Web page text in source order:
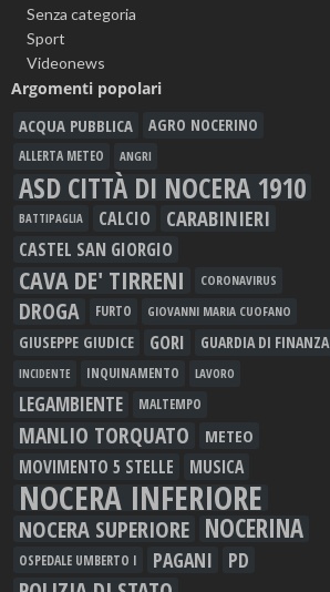
Senza categoria
Sport
Videonews
Argomenti popolari
ACQUA PUBBLICA AGRO NOCERINO
ALLERTA METEO ANGRI
ASD CITTÀ DI NOCERA 1910
BATTIPAGLIA CALCIO CARABINIERI
CASTEL SAN GIORGIO
CAVA DE' TIRRENI CORONAVIRUS
DROGA FURTO GIOVANNI MARIA CUOFANO
GIUSEPPE GIUDICE GORI GUARDIA DI FINANZA
INCIDENTE INQUINAMENTO LAVORO
LEGAMBIENTE MALTEMPO
MANLIO TORQUATO METEO
MOVIMENTO 5 STELLE MUSICA
NOCERA INFERIORE
NOCERA SUPERIORE NOCERINA
OSPEDALE UMBERTO I PAGANI PD